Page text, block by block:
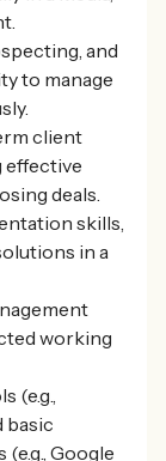
and
to manage
client
effective
deals.
skills,
in a
working
(e.g.,
basic
Google